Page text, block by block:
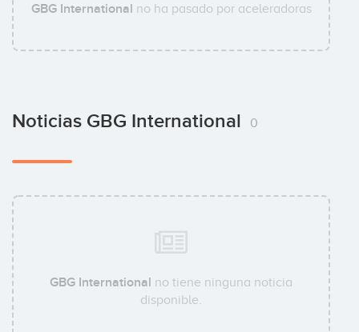
GBG International no ha pasado por aceleradoras
Noticias GBG International 0
GBG International no tiene ninguna noticia
disponible.